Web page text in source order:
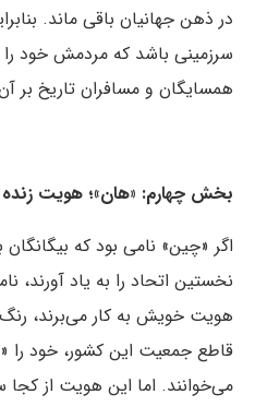
در ذهن جهانیان باقی ماند.
سرزمینی باشد که مردمش خود را
همسایگان و مسافران تاریخ بر آن
بخش چهارم: «هان»؛ هویت زنده و
اگر «چین» نامی بود که بیگانگان
نخستین اتحاد را به یاد آورند،
هویت خویش به کار می‌برند، رنگ
می‌خوانند. اما این هویت از کجا